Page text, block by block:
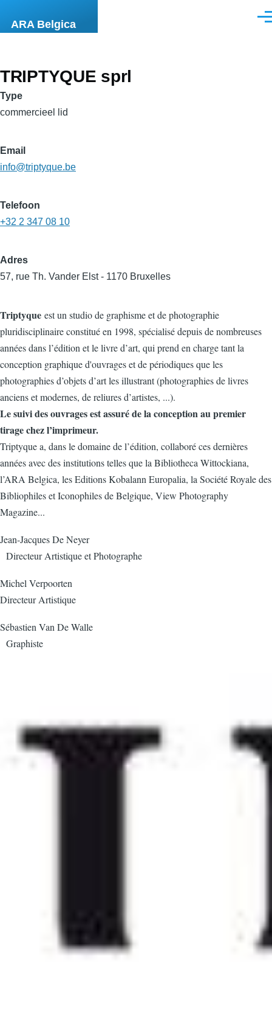
ARA Belgica
TRIPTYQUE sprl
Type
commercieel lid
Email
info@triptyque.be
Telefoon
+32 2 347 08 10
Adres
57, rue Th. Vander Elst - 1170 Bruxelles
Triptyque est un studio de graphisme et de photographie
pluridisciplinaire constitué en 1998, spécialisé depuis de nombreuses
années dans l’édition et le livre d’art, qui prend en charge tant la
conception graphique d'ouvrages et de périodiques que les
photographies d’objets d’art les illustrant (photographies de livres
anciens et modernes, de reliures d’artistes, ...).
Le suivi des ouvrages est assuré de la conception au premier
tirage chez l’imprimeur.
Triptyque a, dans le domaine de l’édition, collaboré ces dernières
années avec des institutions telles que la Bibliotheca Wittockiana,
l’ARA Belgica, les Editions Kobalann Europalia, la Société Royale des
Bibliophiles et Iconophiles de Belgique, View Photography
Magazine...
Jean-Jacques De Neyer
Directeur Artistique et Photographe
Michel Verpoorten
Directeur Artistique
Sébastien Van De Walle
Graphiste